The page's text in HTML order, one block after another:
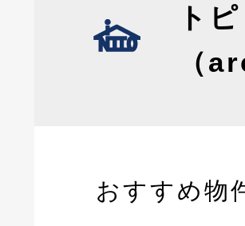
ト
（
おすすめ物